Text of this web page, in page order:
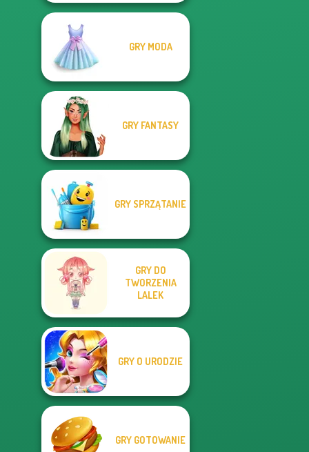
GRY MODA
GRY FANTASY
GRY SPRZĄTANIE
GRY DO
TWORZENIA
LALEK
GRY O URODZIE
GRY GOTOWANIE